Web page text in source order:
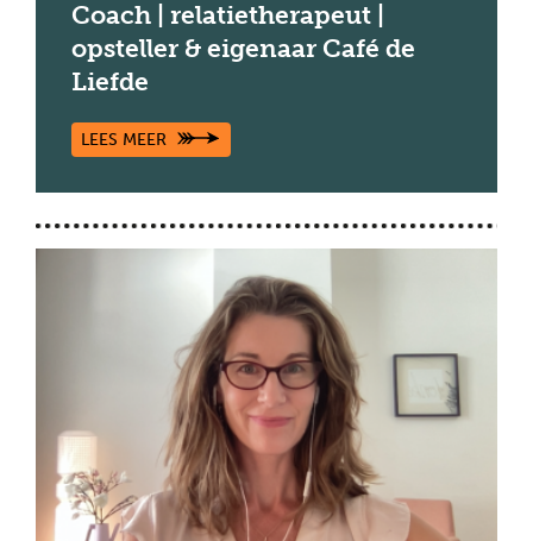
Coach | relatietherapeut |
opsteller & eigenaar Café de
Liefde
LEES MEER